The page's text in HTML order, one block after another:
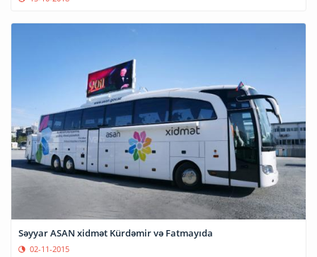
Səyyar ASAN xidmət Kürdəmir və Fatmayıda
02-11-2015